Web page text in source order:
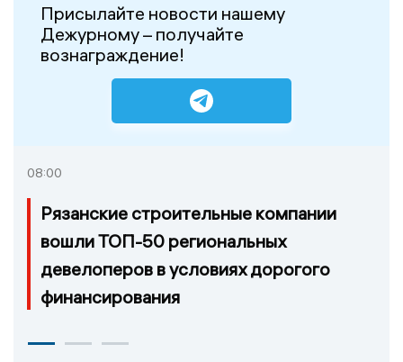
Присылайте новости нашему
Дежурному – получайте
вознаграждение!
08:00
Рязанские строительные компании
вошли ТОП-50 региональных
девелоперов в условиях дорогого
финансирования